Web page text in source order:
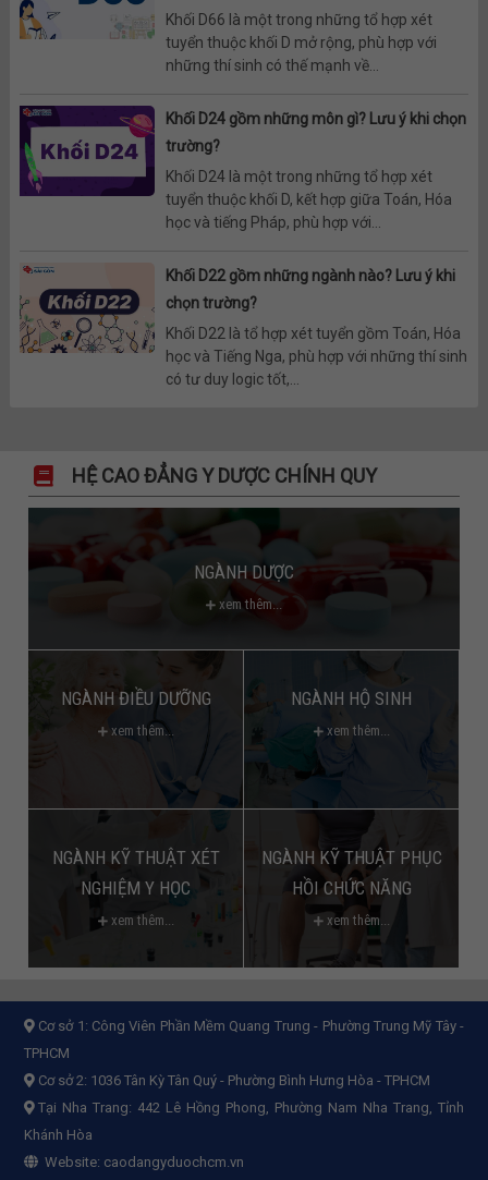
Khối D66 là một trong những tổ hợp xét
tuyển thuộc khối D mở rộng, phù hợp với
những thí sinh có thế mạnh về...
Khối D24 gồm những môn gì? Lưu ý khi chọn
trường?
Khối D24 là một trong những tổ hợp xét
tuyển thuộc khối D, kết hợp giữa Toán, Hóa
học và tiếng Pháp, phù hợp với...
Khối D22 gồm những ngành nào? Lưu ý khi
chọn trường?
Khối D22 là tổ hợp xét tuyển gồm Toán, Hóa
học và Tiếng Nga, phù hợp với những thí sinh
có tư duy logic tốt,...
HỆ CAO ĐẲNG Y DƯỢC CHÍNH QUY
NGÀNH DƯỢC
xem thêm...
NGÀNH ĐIỀU DƯỠNG
xem thêm...
NGÀNH HỘ SINH
xem thêm...
NGÀNH KỸ THUẬT XÉT
NGHIỆM Y HỌC
xem thêm...
NGÀNH KỸ THUẬT PHỤC
HỒI CHỨC NĂNG
xem thêm...
Cơ sở 1: Công Viên Phần Mềm Quang Trung - Phường Trung Mỹ Tây -
TPHCM
Cơ sở 2: 1036 Tân Kỳ Tân Quý - Phường Bình Hưng Hòa - TPHCM
Tại Nha Trang: 442 Lê Hồng Phong, Phường Nam Nha Trang, Tỉnh
Khánh Hòa
Website: caodangyduochcm.vn